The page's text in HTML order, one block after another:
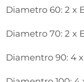
Diametro 60: 2 x
Diametro 70: 2 x
Diamentro 90: 4